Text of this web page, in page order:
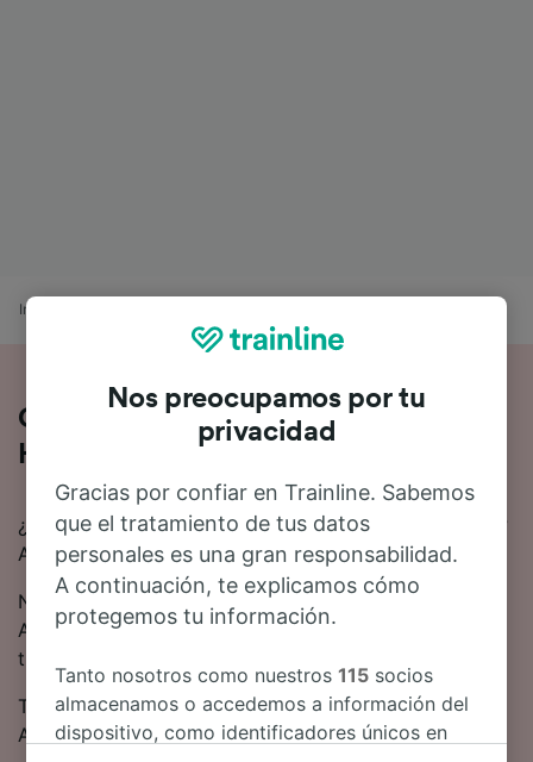
Inicio
Cómo es el viaje de Appenzell a
Herisau en tren
¿Estás pensando en ir en tren de Appenzell a Herisau?
Aquí tienes toda la información.
Normalmente se tardan 33 minutos en viajar de
Appenzell a Herisau en tren. De media, 40 trenes
trenes operan a diario en esta ruta.
Te gustará saber que hay trenes directos para ir de
Appenzell a Herisau.
Nos preocupamos por tu
privacidad
Gracias por confiar en Trainline. Sabemos
que el tratamiento de tus datos
personales es una gran responsabilidad.
A continuación, te explicamos cómo
protegemos tu información.
Tanto nosotros como nuestros115 socios
almacenamos o accedemos a información del
dispositivo, como identificadores únicos en